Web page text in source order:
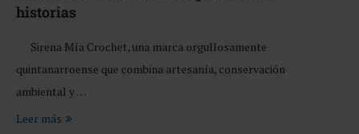
historias
Sirena Mía Crochet, una marca orgullosamente
quintanarroense que combina artesanía, conservación
ambiental y …
Leer más